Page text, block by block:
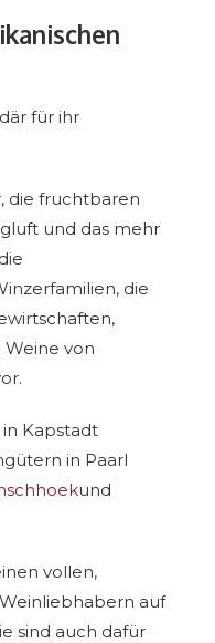
für ihr
die fruchtbaren
und das mehr
die
von
Kapstadt
in Paarl
und
vollen,
auf
sind auch dafür